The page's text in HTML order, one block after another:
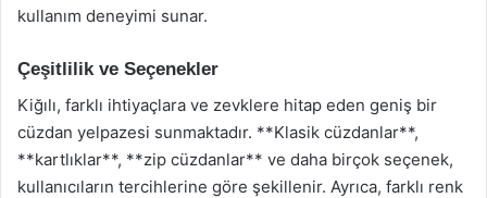
kullanım deneyimi sunar.
Çeşitlilik ve Seçenekler
Kiğılı, farklı ihtiyaçlara ve zevklere hitap eden geniş bir
cüzdan yelpazesi sunmaktadır. **Klasik cüzdanlar**,
**kartlıklar**, **zip cüzdanlar** ve daha birçok seçenek,
kullanıcıların tercihlerine göre şekillenir. Ayrıca, farklı renk